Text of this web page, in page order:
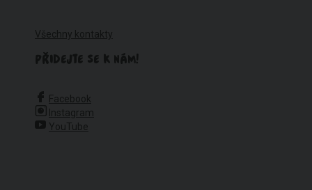
Všechny kontakty
PŘIDEJTE SE K NÁM!
Facebook
Instagram
YouTube